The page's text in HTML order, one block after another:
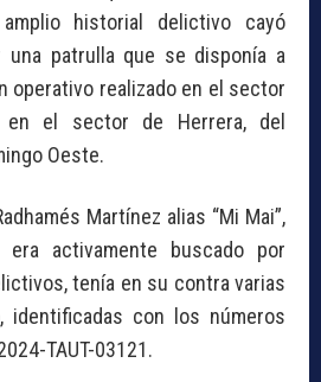
historial delictivo cayó
una patrulla que se disponía a
operativo realizado en el sector
en el sector de Herrera, del
Oeste.
Martínez alias “Mi Mai”,
activamente buscado por
tenía en su contra varias
identificadas con los números
TAUT-03121.